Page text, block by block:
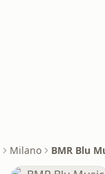
Milano BMR Blu